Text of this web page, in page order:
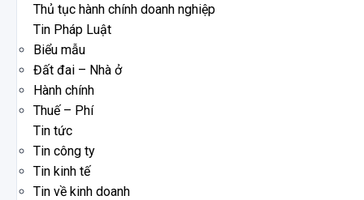
Thủ tục hành chính doanh nghiệp
Tin Pháp Luật
Biểu mẫu
Đất đai – Nhà ở
Hành chính
Thuế – Phí
Tin tức
Tin công ty
Tin kinh tế
Tin về kinh doanh